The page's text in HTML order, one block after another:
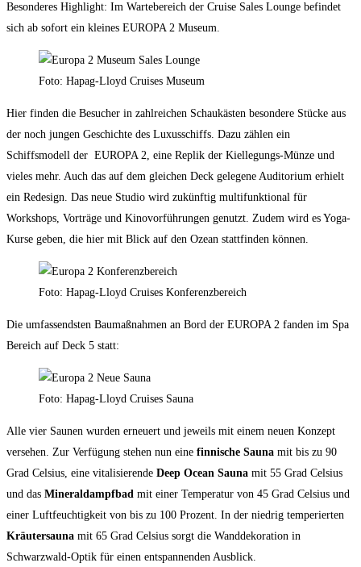
Besonderes Highlight: Im Wartebereich der Cruise Sales Lounge befindet
sich ab sofort ein kleines EUROPA 2 Museum.
Foto: Hapag-Lloyd Cruises Museum
Hier finden die Besucher in zahlreichen Schaukästen besondere Stücke aus
der noch jungen Geschichte des Luxusschiffs. Dazu zählen ein
Schiffsmodell der EUROPA 2, eine Replik der Kiellegungs-Münze und
vieles mehr. Auch das auf dem gleichen Deck gelegene Auditorium erhielt
ein Redesign. Das neue Studio wird zukünftig multifunktional für
Workshops, Vorträge und Kinovorführungen genutzt. Zudem wird es Yoga-
Kurse geben, die hier mit Blick auf den Ozean stattfinden können.
Foto: Hapag-Lloyd Cruises Konferenzbereich
Die umfassendsten Baumaßnahmen an Bord der EUROPA 2 fanden im Spa
Bereich auf Deck 5 statt:
Foto: Hapag-Lloyd Cruises Sauna
Alle vier Saunen wurden erneuert und jeweils mit einem neuen Konzept
versehen. Zur Verfügung stehen nun eine finnische Sauna mit bis zu 90
Grad Celsius, eine vitalisierende Deep Ocean Sauna mit 55 Grad Celsius
und das Mineraldampfbad mit einer Temperatur von 45 Grad Celsius und
einer Luftfeuchtigkeit von bis zu 100 Prozent. In der niedrig temperierten
Kräutersauna mit 65 Grad Celsius sorgt die Wanddekoration in
Schwarzwald-Optik für einen entspannenden Ausblick.